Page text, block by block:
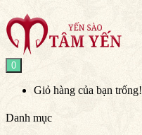
0
Giỏ hàng của bạn trống!
Danh mục